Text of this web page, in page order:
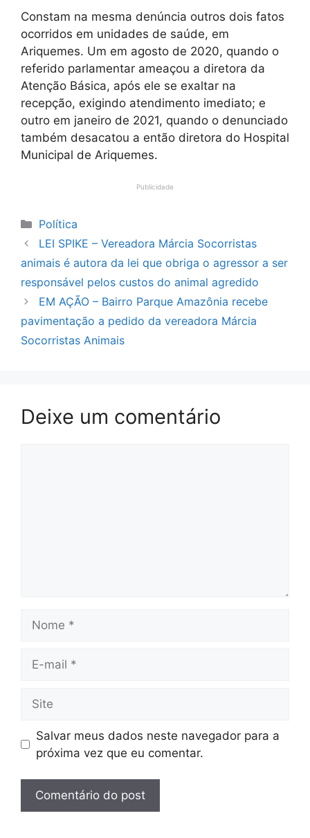
Constam na mesma denúncia outros dois fatos
ocorridos em unidades de saúde, em
Ariquemes. Um em agosto de 2020, quando o
referido parlamentar ameaçou a diretora da
Atenção Básica, após ele se exaltar na
recepção, exigindo atendimento imediato; e
outro em janeiro de 2021, quando o denunciado
também desacatou a então diretora do Hospital
Municipal de Ariquemes.
Publicidade
Categorias
Política
LEI SPIKE – Vereadora Márcia Socorristas
animais é autora da lei que obriga o agressor a ser
responsável pelos custos do animal agredido
EM AÇÃO – Bairro Parque Amazônia recebe
pavimentação a pedido da vereadora Márcia
Socorristas Animais
Deixe um comentário
mail
Salvar meus dados neste navegador para a
próxima vez que eu comentar.